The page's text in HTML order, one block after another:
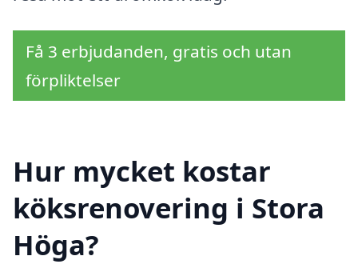
Få 3 erbjudanden, gratis och utan
förpliktelser
Hur mycket kostar
köksrenovering i Stora
Höga?